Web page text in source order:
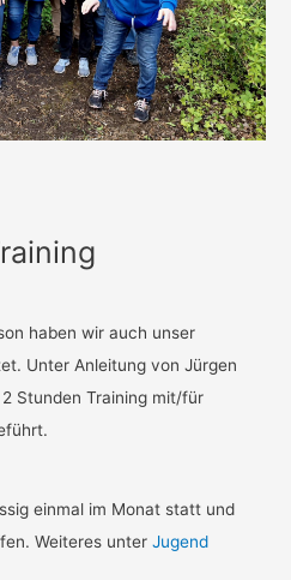
haben wir auch unser
Unter Anleitung von Jürgen
Stunden Training mit/für
einmal im Monat statt und
Weiteres unterJugend